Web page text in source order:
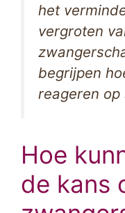
het
vergroten
begrijpen
reageren op
Hoe
de kans